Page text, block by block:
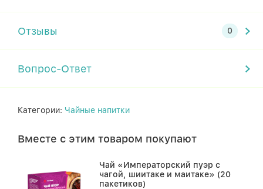
Отзывы
Вопрос-Ответ
Категории: Чайные напитки
Вместе с этим товаром покупают
Чай «Императорский пуэр с
чагой, шиитаке и маитаке» (20
пакетиков)